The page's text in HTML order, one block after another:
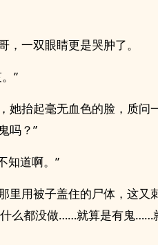
一双眼睛更是哭肿了。
”
她抬起毫无血色的脸，质问
吗？”
知道啊。”
里用被子盖住的尸体，这又
么都没做……就算是有鬼……